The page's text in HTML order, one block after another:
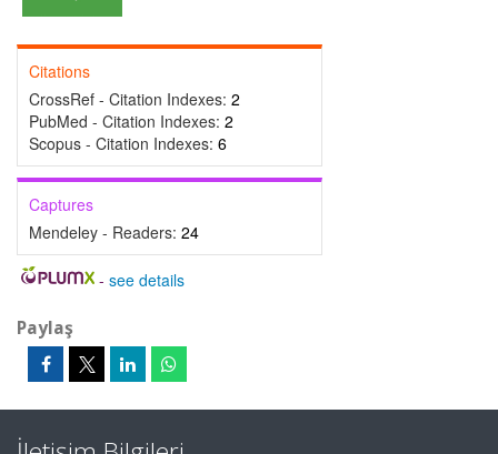
Citations
CrossRef - Citation Indexes: 2
PubMed - Citation Indexes: 2
Scopus - Citation Indexes: 6
Captures
Mendeley - Readers: 24
- see details
Paylaş